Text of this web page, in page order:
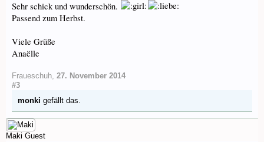
Sehr schick und wunderschön.
Passend zum Herbst.
Viele Grüße
Anaëlle
Fraueschuh, 27. November 2014
#3
monki gefällt das.
Maki Guest